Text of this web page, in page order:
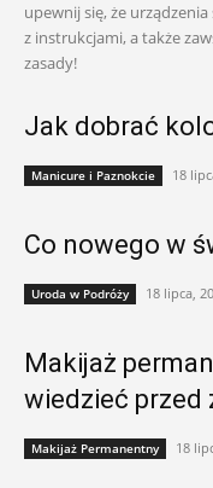
upewnij się, że
z instrukcjami, a także
zasady!
Jak dobrać
Manicure i Paznokcie 18
Co nowego w
Uroda w Podróży 18 lipca,
Makijaż
wiedzieć przed
Makijaż Permanentny 18